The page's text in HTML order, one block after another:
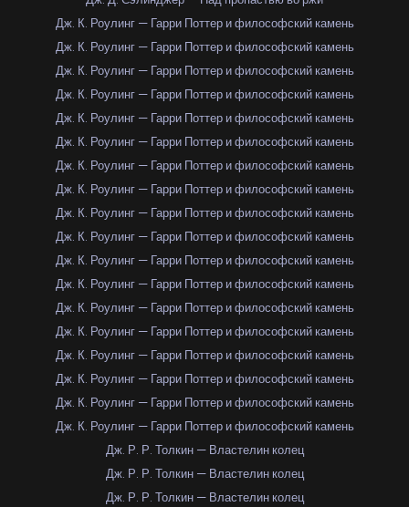
Дж. К. Роулинг — Гарри Поттер и философский камень
Дж. К. Роулинг — Гарри Поттер и философский камень
Дж. К. Роулинг — Гарри Поттер и философский камень
Дж. К. Роулинг — Гарри Поттер и философский камень
Дж. К. Роулинг — Гарри Поттер и философский камень
Дж. К. Роулинг — Гарри Поттер и философский камень
Дж. К. Роулинг — Гарри Поттер и философский камень
Дж. К. Роулинг — Гарри Поттер и философский камень
Дж. К. Роулинг — Гарри Поттер и философский камень
Дж. К. Роулинг — Гарри Поттер и философский камень
Дж. К. Роулинг — Гарри Поттер и философский камень
Дж. К. Роулинг — Гарри Поттер и философский камень
Дж. К. Роулинг — Гарри Поттер и философский камень
Дж. К. Роулинг — Гарри Поттер и философский камень
Дж. К. Роулинг — Гарри Поттер и философский камень
Дж. К. Роулинг — Гарри Поттер и философский камень
Дж. К. Роулинг — Гарри Поттер и философский камень
Дж. К. Роулинг — Гарри Поттер и философский камень
Дж. Р. Р. Толкин — Властелин колец
Дж. Р. Р. Толкин — Властелин колец
Дж. Р. Р. Толкин — Властелин колец